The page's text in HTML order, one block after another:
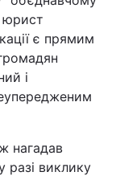
юрист
є прямим
і
нагадав
разі виклику